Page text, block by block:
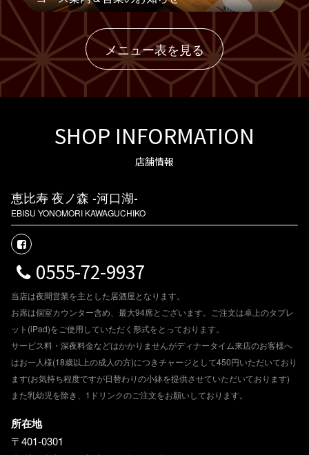
メニュー表を見る
SHOP INFORMATION
店舗情報
恵比寿 夜ノ森 -河口湖-
EBISU YONOMORI KAWAGUCHIKO
0555-72-9937
当店は夜間営業を主とした居酒屋となります。
お席は個室カウンター含め、最大94席とございます。ご注文は卓上のタブレ
ット(iPad)をご使用していただく形式をとっております。
サービス料・深夜料金などはかかりませんがディナータイム来店のお客様へ
はお一人様(18歳以上の成人の方)につきチャージとして450円いただいており
ます(お気持ち程度ですが日替わりの小鉢を提供させていただいております)
また乳幼児を除き、1ドリンクのご注文をお願いしております。
所在地
〒401-0301